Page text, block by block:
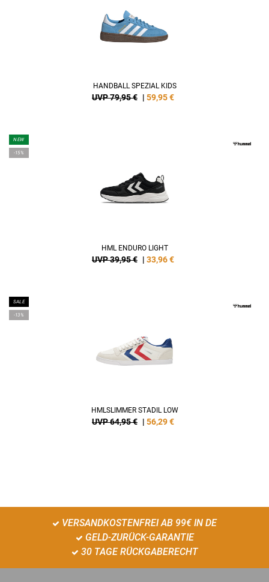
HANDBALL SPEZIAL KIDS
UVP 79,95 € | 59,95€
NEW
-15%
HML ENDURO LIGHT
UVP 39,95 € | 33,96€
SALE
-13%
HMLSLIMMER STADIL LOW
UVP 64,95 € | 56,29€
VERSANDKOSTENFREI AB 99€ IN DE
GELD-ZURÜCK-GARANTIE
30 TAGE RÜCKGABERECHT